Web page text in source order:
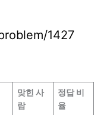
1427
맞힌 사
람
정답 비
율